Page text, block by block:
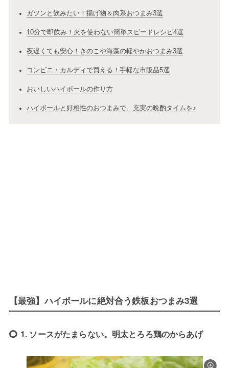
ガツンと飲みたい！揚げ物＆肉系おつまみ3選
10分で即飲み！火を使わない簡単スピードレシピ4選
夜遅くても安心！きのこや海藻の軽やかおつまみ3選
コンビニ・カルディで買える！手軽な市販品5選
おいしいハイボールの作り方
ハイボールと好相性のおつまみで、充実の晩酌タイムを♪
【最強】ハイボールに絶対合う鉄板おつまみ3選
1. ソースがたまらない。明太とろろ鶏のからあげ